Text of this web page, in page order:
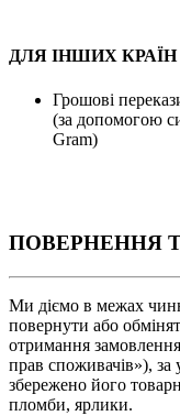
ДЛЯ ІНШИХ КРАЇН
Грошові
(за допомогою
Gram)
ПОВЕРНЕННЯ
Ми діємо в межах
повернути або
отримання
прав споживачів»),
збережено його
пломби, ярлики.